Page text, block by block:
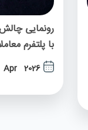
رونمایی
با پلتفرم
2026